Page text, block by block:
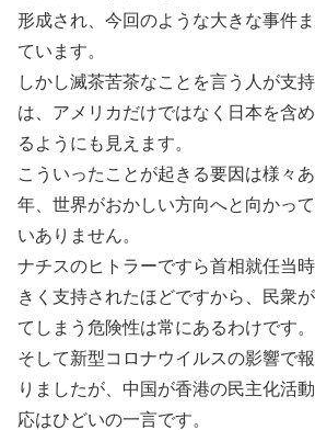
形成され、今回のような大きな事件
ています。
しかし滅茶苦茶なことを言う人が支
は、アメリカだけではなく日本を含
るようにも見えます。
こういったことが起きる要因は様々
年、世界がおかしい方向へと向かっ
いありません。
ナチスのヒトラーですら首相就任当
きく支持されたほどですから、民衆
てしまう危険性は常にあるわけです。
そして新型コロナウイルスの影響で
りましたが、中国が香港の民主化活
応はひどいの一言です。